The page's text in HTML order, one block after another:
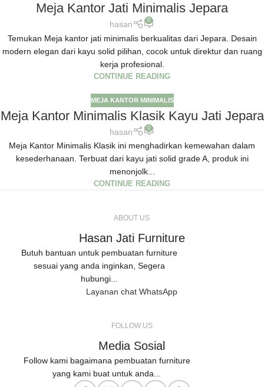
Meja Kantor Jati Minimalis Jepara
hasan 0
Temukan Meja kantor jati minimalis berkualitas dari Jepara. Desain
modern elegan dari kayu solid pilihan, cocok untuk direktur dan ruang
kerja profesional.
CONTINUE READING
MEJA KANTOR MINIMALIS
Meja Kantor Minimalis Klasik Kayu Jati Jepara
hasan 0
Meja Kantor Minimalis Klasik ini menghadirkan kemewahan dalam
kesederhanaan. Terbuat dari kayu jati solid grade A, produk ini
menonjolk...
CONTINUE READING
ABOUT US
Hasan Jati Furniture
Butuh bantuan untuk pembuatan furniture
sesuai yang anda inginkan, Segera
hubungi...
Layanan chat WhatsApp
FOLLOW US
Media Sosial
Follow kami bagaimana pembuatan furniture
yang kami buat untuk anda...